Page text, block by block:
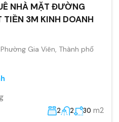
NHÀ MẶT ĐƯỜNG
3M KINH DOANH
Gia Viên, Thành phố
2 2 30 m2